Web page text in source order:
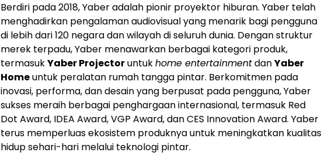
Berdiri pada 2018, Yaber adalah pionir proyektor hiburan. Yaber telah
menghadirkan pengalaman audiovisual yang menarik bagi pengguna
di lebih dari 120 negara dan wilayah di seluruh dunia. Dengan struktur
merek terpadu, Yaber menawarkan berbagai kategori produk,
termasukYaber Projectoruntukhome entertainmentdanYaber
Homeuntuk peralatan rumah tangga pintar. Berkomitmen pada
inovasi, performa, dan desain yang berpusat pada pengguna, Yaber
sukses meraih berbagai penghargaan internasional, termasuk Red
Dot Award, IDEA Award, VGP Award, dan CES Innovation Award. Yaber
terus memperluas ekosistem produknya untuk meningkatkan kualitas
hidup sehari-hari melalui teknologi pintar.